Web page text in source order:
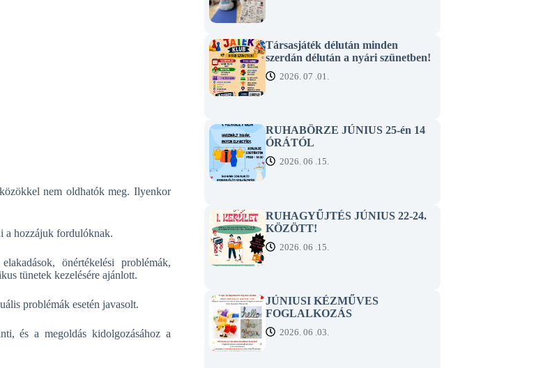
nem oldhatók meg. Ilyenkor
a hozzájuk fordulóknak.
önértékelési problémák,
tünetek kezelésére ajánlott.
problémák esetén javasolt.
és a megoldás kidolgozásához a
Társasjáték délután minden
szerdán délután a nyári szünetben!
2026. 07 .01.
RUHABÖRZE JÚNIUS 25-én 14
ÓRÁTÓL
2026. 06 .15.
RUHAGYŰJTÉS JÚNIUS 22-24.
KÖZÖTT!
2026. 06 .15.
JÚNIUSI KÉZMŰVES
FOGLALKOZÁS
2026. 06 .03.